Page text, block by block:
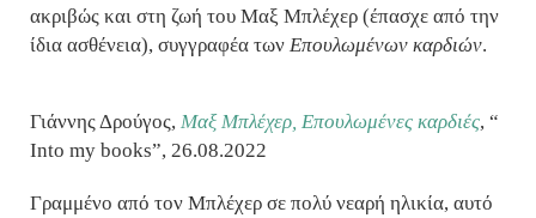
ακριβώς και στη ζωή του Μαξ Μπλέχερ (έπασχε από την
ίδια ασθένεια), συγγραφέα των Επουλωμένων καρδιών.
Γιάννης Δρούγος, Μαξ Μπλέχερ, Επουλωμένες καρδιές, “
Into my books”, 26.08.2022
Γραμμένο από τον Μπλέχερ σε πολύ νεαρή ηλικία, αυτό